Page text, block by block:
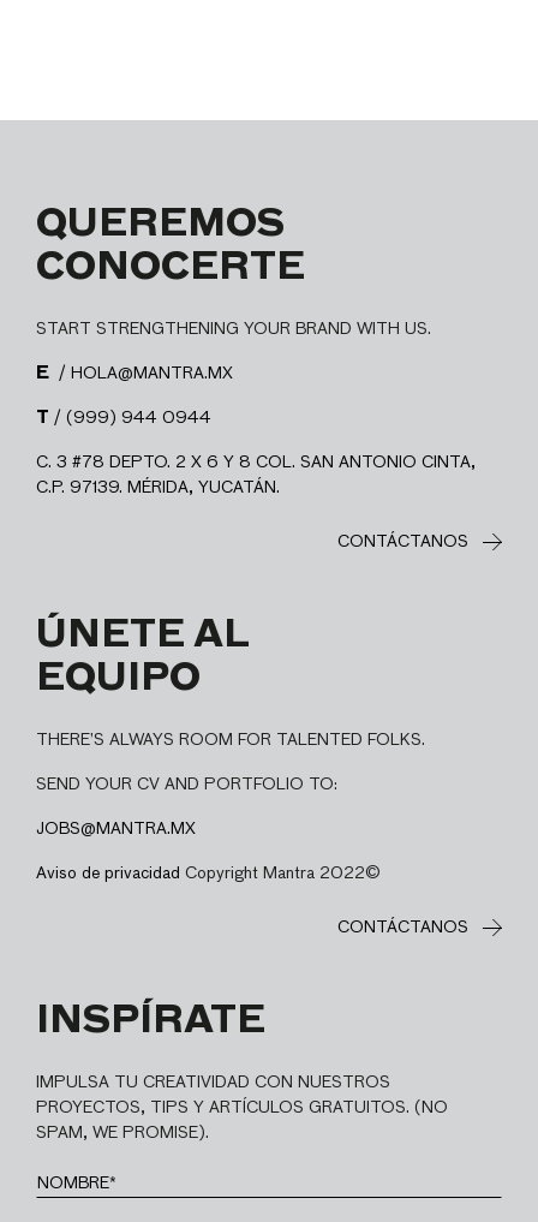
QUEREMOS
CONOCERTE
START STRENGTHENING YOUR BRAND WITH US.
E / HOLA@MANTRA.MX
T / (999) 944 0944
C. 3 #78 DEPTO. 2 X 6 Y 8 COL. SAN ANTONIO CINTA,
C.P. 97139. MÉRIDA, YUCATÁN.
CONTÁCTANOS
ÚNETE AL
EQUIPO
THERE’S ALWAYS ROOM FOR TALENTED FOLKS.
SEND YOUR CV AND PORTFOLIO TO:
JOBS@MANTRA.MX
Aviso de privacidad Copyright Mantra 2022©
CONTÁCTANOS
INSPÍRATE
IMPULSA TU CREATIVIDAD CON NUESTROS
PROYECTOS, TIPS Y ARTÍCULOS GRATUITOS. (NO
SPAM, WE PROMISE).